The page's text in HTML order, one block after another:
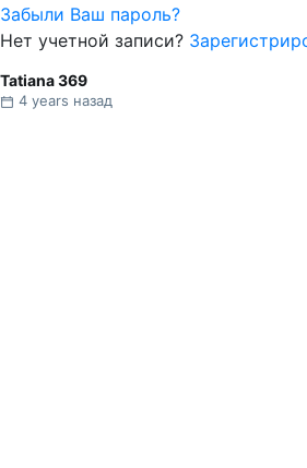
Забыли Ваш пароль?
Нет учетной записи?
Tatiana 369
4 years назад